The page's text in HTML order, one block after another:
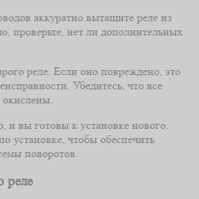
аккуратно вытащите реле из
проверьте, нет ли дополнительных
реле. Если оно повреждено, это
Убедитесь, что все
окислены.
и вы готовы к установке нового.
установке, чтобы обеспечить
поворотов.
реле